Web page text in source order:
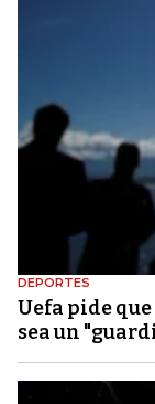
DEPORTES
Uefa pide
sea un